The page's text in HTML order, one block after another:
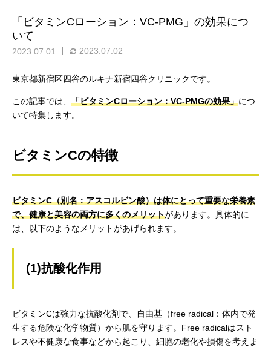
「ビタミンCローション：VC-PMG」の効果につ
いて
2023.07.01 2023.07.02
東京都新宿区四谷のルキナ新宿四谷クリニックです。
この記事では、 「ビタミンCローション：VC-PMGの効果」につ
いて特集します。
ビタミンCの特徴
ビタミンC（別名：アスコルビン酸）は体にとって重要な栄養素
で、健康と美容の両方に多くのメリットがあります。具体的に
は、以下のようなメリットがあげられます。
(1)抗酸化作用
ビタミンCは強力な抗酸化剤で、自由基（free radical：体内で発
生する危険な化学物質）から肌を守ります。Free radicalはスト
レスや不健康な食事などから起こり、細胞の老化や損傷を考えま